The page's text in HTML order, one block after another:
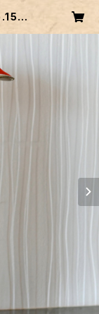
|
小物